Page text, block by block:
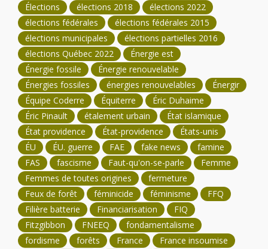
Élections
élections 2018
élections 2022
élections fédérales
élections fédérales 2015
élections municipales
élections partielles 2016
élections Québec 2022
Énergie est
Énergie fossile
Énergie renouvelable
Énergies fossiles
énergies renouvelables
Énergir
Équipe Coderre
Équiterre
Éric Duhaime
Éric Pinault
étalement urbain
État islamique
État providence
État-providence
États-unis
ÉU
ÉU. guerre FAE fake news
famine
FAS
fascisme Faut-qu'on-se-parle
Femme
Femmes de toutes origines
fermeture
Feux de forêt
féminicide féminisme
FFQ
Filière batterie
Financiarisation
FIQ
Fitzgibbon
FNEEQ
fondamentalisme
fordisme
forêts France
France insoumise